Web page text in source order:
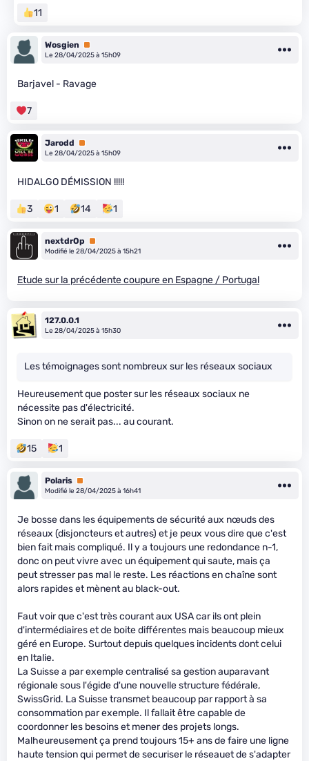
11
Wosgien
Premium
Le 28/04/2025 à 15h09
Barjavel - Ravage
7
Jarodd
Premium
Le 28/04/2025 à 15h09
HIDALGO DÉMISSION !!!!!
3 1 14 1
nextdrOp
Premium
Modifié le 28/04/2025 à 15h21
Etude sur la précédente coupure en Espagne / Portugal
127.0.0.1
Le 28/04/2025 à 15h30
Les témoignages sont nombreux sur les réseaux sociaux
Heureusement que poster sur les réseaux sociaux ne
nécessite pas d'électricité.
Sinon on ne serait pas... au courant.
15 1
Polaris Premium
Modifié le 28/04/2025 à 16h41
Je bosse dans les équipements de sécurité aux nœuds des
réseaux (disjoncteurs et autres) et je peux vous dire que c'est
bien fait mais compliqué. Il y a toujours une redondance n-1,
donc on peut vivre avec un équipement qui saute, mais ça
peut stresser pas mal le reste. Les réactions en chaîne sont
alors rapides et mènent au black-out.
Faut voir que c'est très courant aux USA car ils ont plein
d'intermédiaires et de boite différentes mais beaucoup mieux
géré en Europe. Surtout depuis quelques incidents dont celui
en Italie.
La Suisse a par exemple centralisé sa gestion auparavant
régionale sous l'égide d'une nouvelle structure fédérale,
SwissGrid. La Suisse transmet beaucoup par rapport à sa
consommation par exemple. Il fallait être capable de
coordonner les besoins et mener des projets longs.
Malheureusement ça prend toujours 15+ ans de faire une ligne
haute tension qui permet de securiser le réseauet de s'adapter